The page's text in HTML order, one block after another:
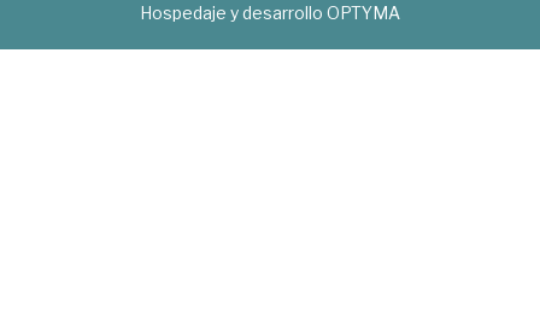
Hospedaje y desarrollo OPTYMA